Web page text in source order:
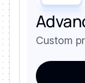
Custom